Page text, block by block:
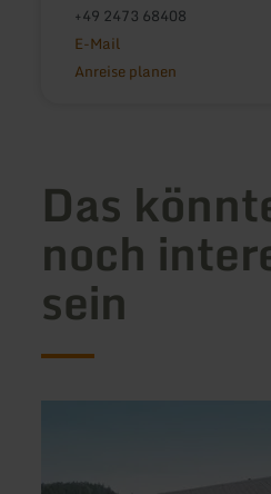
+49 2473 68408
E-Mail
Anreise planen
Das
noch
sein
Blum